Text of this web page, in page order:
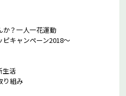
か？一人一花運動
ピキャンペーン2018～
生活
り組み